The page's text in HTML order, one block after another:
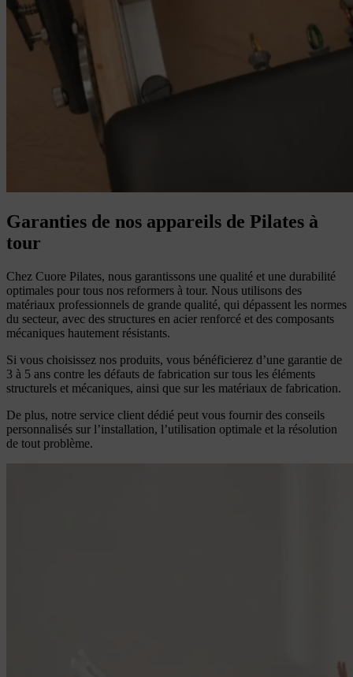
Garanties de nos appareils de Pilates à
tour
Chez Cuore Pilates, nous garantissons une qualité et une durabilité
optimales pour tous nos reformers à tour. Nous utilisons des
matériaux professionnels de grande qualité, qui dépassent les normes
du secteur, avec des structures en acier renforcé et des composants
mécaniques hautement résistants.
Si vous choisissez nos produits, vous bénéficierez d’une garantie de
3 à 5 ans contre les défauts de fabrication sur tous les éléments
structurels et mécaniques, ainsi que sur les matériaux de fabrication.
De plus, notre service client dédié peut vous fournir des conseils
personnalisés sur l’installation, l’utilisation optimale et la résolution
de tout problème.